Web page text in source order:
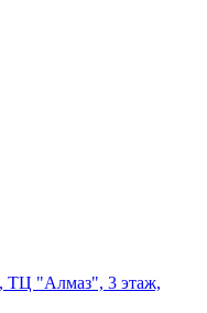
ТЦ "Алмаз", 3 этаж,